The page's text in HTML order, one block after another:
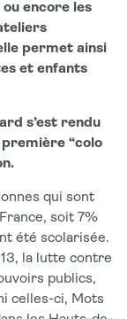
encore les
permet ainsi
et enfants
s’est rendu
“colo
qui sont
soit 7%
été scolarisée.
la lutte contre
publics,
celles-ci, Mots